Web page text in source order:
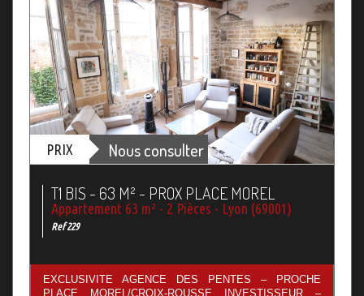
PRIX Nous consulter
T1 BIS - 63 M² - PROX PLACE MOREL
Appartement 63 m² - 2 Pièces - Lyon (69001)
Ref 229
EXCLUSIVITE AGENCE DES PENTES – PROCHE
PLACE MOREL/CROIX-ROUSSE INVESTISSEUR –